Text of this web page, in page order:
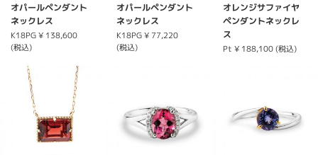
オパールペンダント
ネックレス
K18PG¥ 138,600
(税込)
オパールペンダント
ネックレス
K18PG ¥ 77,220
(税込)
オレンジサファイヤ
ペンダントネックレ
ス
Pt ¥ 188,100 (税込)